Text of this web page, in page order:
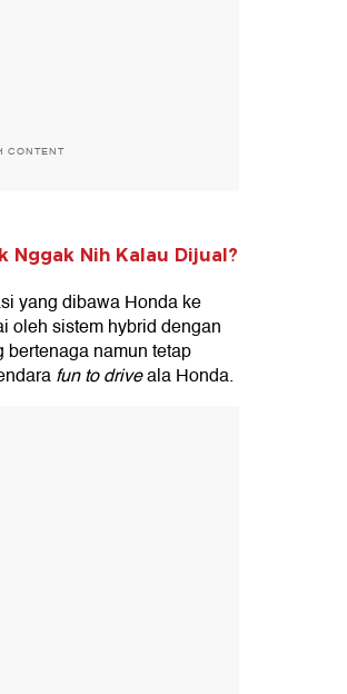
CONTENT
Nggak Nih Kalau Dijual?
yang dibawa Honda ke
oleh sistem hybrid dengan
namun tetap
fun to driveala Honda.